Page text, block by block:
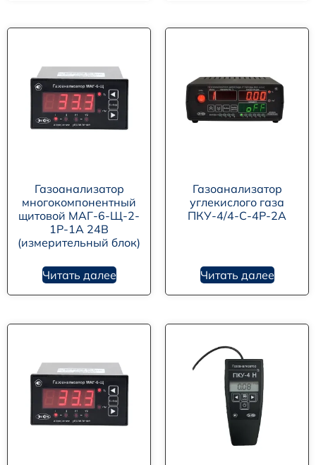
Газоанализатор
многокомпонентный
щитовой МАГ-6-Щ-2-
1Р-1А 24В
(измерительный блок)
Читать далее
Газоанализатор
углекислого газа
ПКУ-4/4-С-4Р-2А
Читать далее